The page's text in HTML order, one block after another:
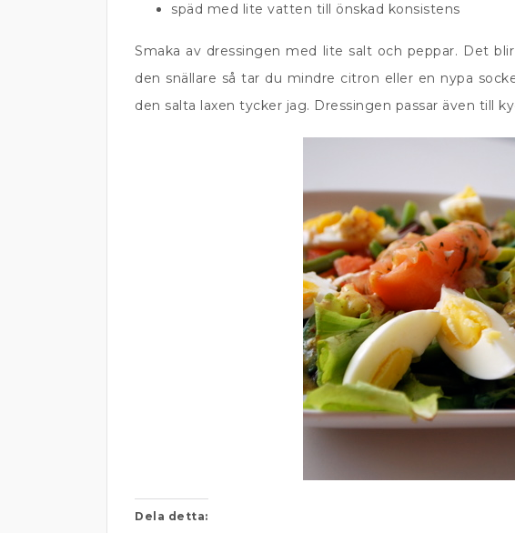
späd med lite vatten till önskad konsistens
Smaka av dressingen med lite salt och peppar. Det
den snällare så tar du mindre citron eller en nypa
den salta laxen tycker jag. Dressingen passar även till
Dela detta: